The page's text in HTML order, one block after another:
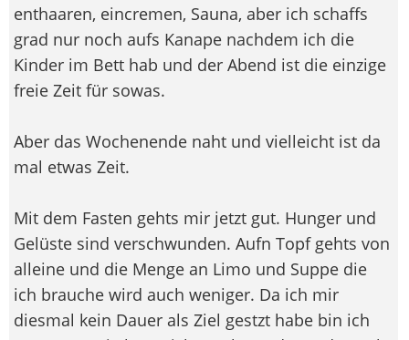
enthaaren, eincremen, Sauna, aber ich schaffs
grad nur noch aufs Kanape nachdem ich die
Kinder im Bett hab und der Abend ist die einzige
freie Zeit für sowas.
Aber das Wochenende naht und vielleicht ist da
mal etwas Zeit.
Mit dem Fasten gehts mir jetzt gut. Hunger und
Gelüste sind verschwunden. Aufn Topf gehts von
alleine und die Menge an Limo und Suppe die
ich brauche wird auch weniger. Da ich mir
diesmal kein Dauer als Ziel gestzt habe bin ich